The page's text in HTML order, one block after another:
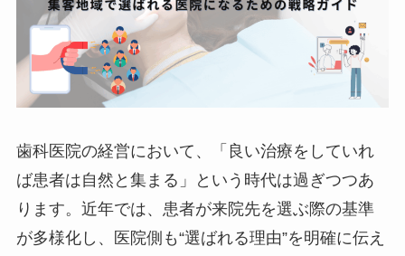
歯科医院の経営において、「良い治療をしていれ
ば患者は自然と集まる」という時代は過ぎつつあ
ります。近年では、患者が来院先を選ぶ際の基準
が多様化し、医院側も“選ばれる理由”を明確に伝え